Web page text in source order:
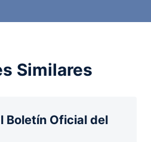
Similares
Boletín Oficial del